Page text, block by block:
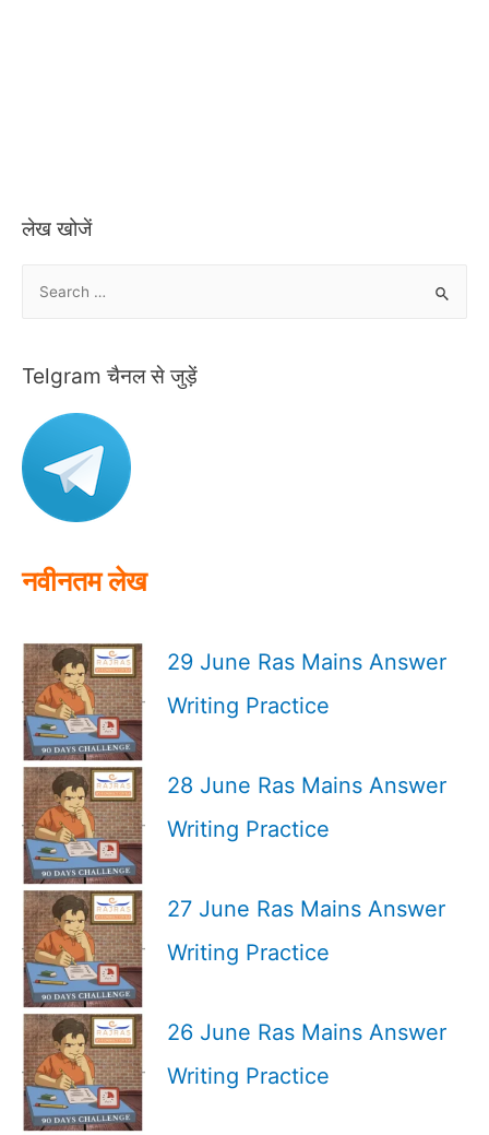
लेख खोजें
r
f
o
Telgram चैनल से जुड़ें
नवीनतम लेख
29 June Ras Mains Answer
Writing Practice
28 June Ras Mains Answer
Writing Practice
27 June Ras Mains Answer
Writing Practice
26 June Ras Mains Answer
Writing Practice